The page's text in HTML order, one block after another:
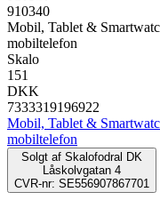
910340
Mobil, Tablet &
mobiltelefon
Skalo
151
DKK
7333319196922
Mobil, Tablet &
mobiltelefon
Solgt af Skalofodral DK
Låskolvgatan 4
CVR-nr: SE556907867701